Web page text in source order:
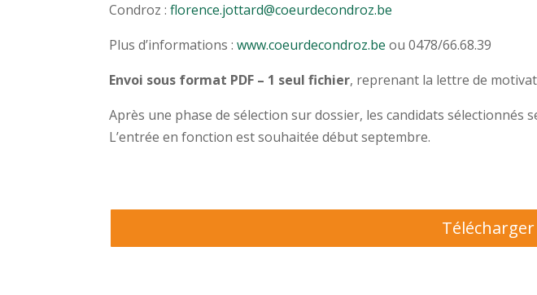
Condroz :florence.jottard@coeurdecondroz.be
Plus d’informations :www.coeurdecondroz.be ou 0478/66.68.39
Envoi sous format PDF – 1 seul fichier, reprenant la lettre de
Après une phase de sélection sur dossier, les candidats
L’entrée en fonction est souhaitée début septembre.